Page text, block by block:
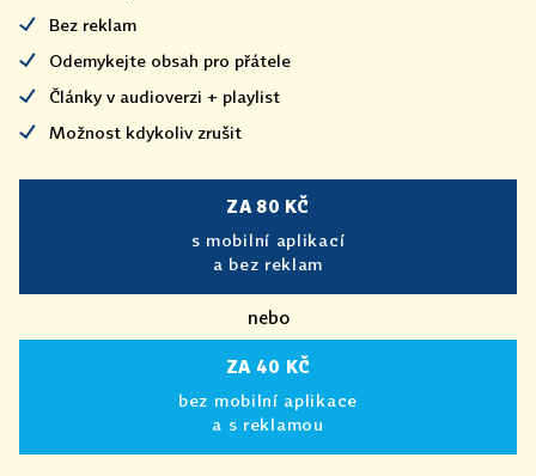
Bez reklam
Odemykejte obsah pro přátele
Články v audioverzi + playlist
Možnost kdykoliv zrušit
ZA 80 KČ
s mobilní aplikací
a bez reklam
nebo
ZA 40 KČ
bez mobilní aplikace
a s reklamou